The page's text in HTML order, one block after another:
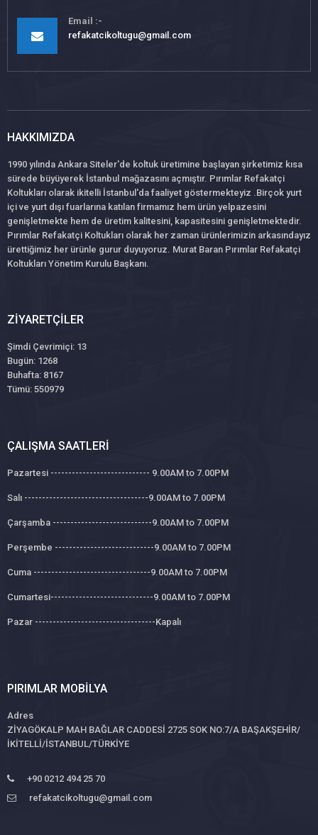
Email
refakatcikoltugu@gmail.com
HAKKIMIZDA
1990 yılında Ankara Siteler'de koltuk üretimine başlayan şirketimiz kısa
sürede büyüyerek İstanbul mağazasını açmıştır. Pırımlar Refakatçi
Koltukları olarak ikitelli İstanbul'da faaliyet göstermekteyiz .Birçok yurt
içi ve yurt dışı fuarlarına katılan firmamız hem ürün yelpazesini
genişletmekte hem de üretim kalitesini, kapasitesini genişletmektedir.
Pırımlar Refakatçi Koltukları olarak her zaman ürünlerimizin arkasındayız
ürettiğimiz her ürünle gurur duyuyoruz. Murat Baran Pırımlar Refakatçi
Koltukları Yönetim Kurulu Başkanı.
ZIYARETÇILER
Şimdi Çevrimiçi: 13
Bugün: 1268
Buhafta: 8167
Tümü: 550979
ÇALIŞMA SAATLERI
Pazartesi ---------------------------- 9.00AM to 7.00PM
Salı -----------------------------------9.00AM to 7.00PM
Çarşamba ----------------------------9.00AM to 7.00PM
Perşembe ----------------------------9.00AM to 7.00PM
Cuma ---------------------------------9.00AM to 7.00PM
Cumartesi-----------------------------9.00AM to 7.00PM
Pazar ----------------------------------Kapalı
PIRIMLAR MOBILYA
Adres
ZİYAGÖKALP MAH BAĞLAR CADDESİ 2725 SOK NO:7/A BAŞAKŞEHİR/
İKİTELLİ/İSTANBUL/TÜRKİYE
+90 0212 494 25 70
refakatcikoltugu@gmail.com